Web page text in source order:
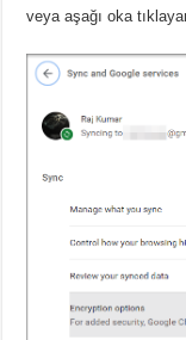
veya aşağı oka